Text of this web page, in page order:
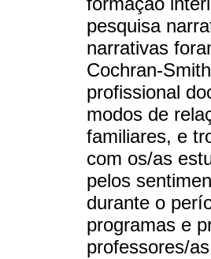
pesquisa
narrativas
Cochran-
profissional
modos de
familiares, e
com os/as
pelos
durante o
programas e
professores/